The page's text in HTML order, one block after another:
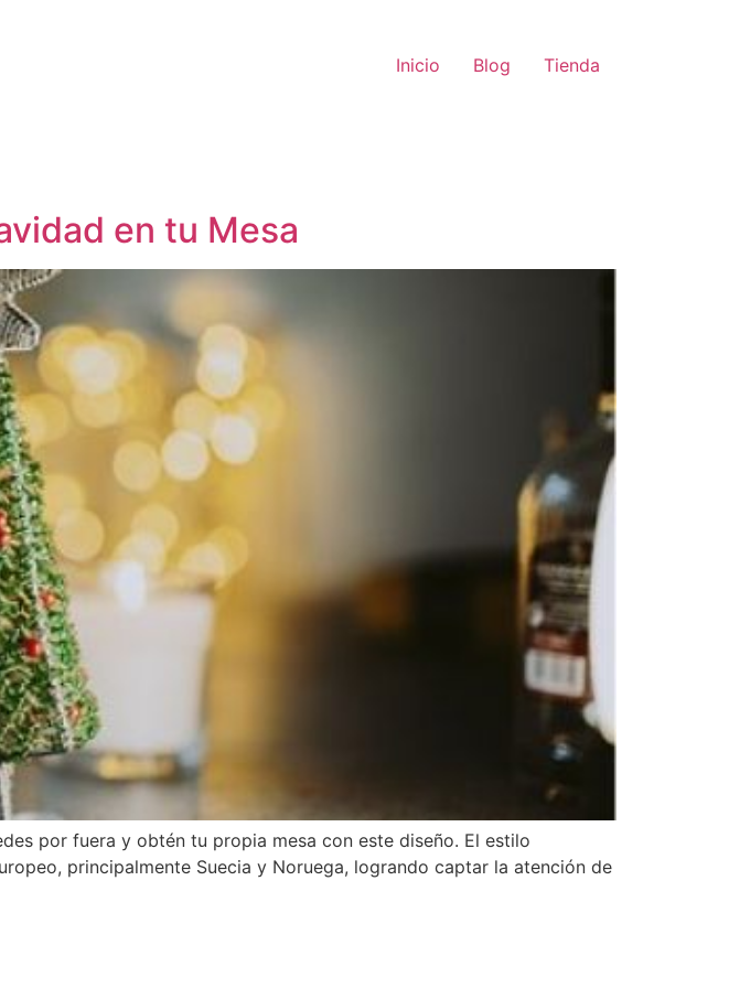
Inicio Blog Tienda
en tu Mesa
por fuera y obtén tu propia mesa con este diseño. El estilo
principalmente Suecia y Noruega, logrando captar la atención de